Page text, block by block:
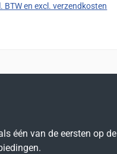
BTW en excl. verzendkosten
één van de eersten op de